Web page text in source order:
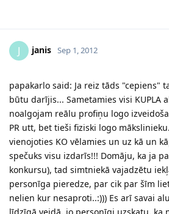
J janis Sep 1, 2012
papakarlo said: Ja reiz tāds "cepiens"
būtu darījis... Sametamies visi KUPLA
noalgojam reālu profiņu logo
PR utt, bet tieši fiziski logo
vienojoties KO vēlamies un uz kā un
spečuks visu izdarīs!!! Domāju, ka ja
konkursu), tad simtniekā vajadzētu
personīga pieredze, par cik par šīm
nelien kur nesaproti..:))) Es arī savai